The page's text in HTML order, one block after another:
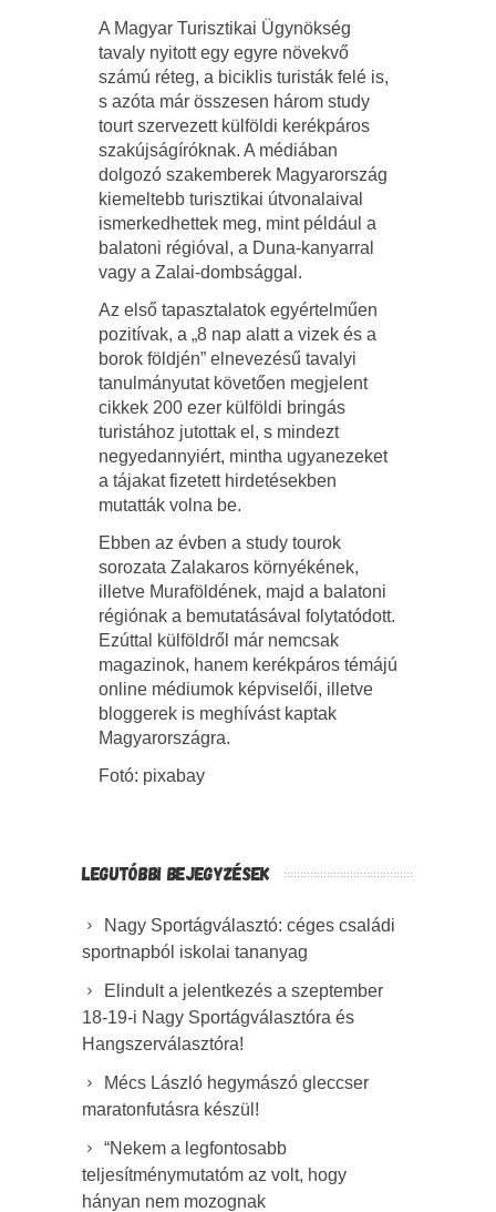
A Magyar Turisztikai Ügynökség
tavaly nyitott egy egyre növekvő
számú réteg, a biciklis turisták felé is,
s azóta már összesen három study
tourt szervezett külföldi kerékpáros
szakújságíróknak. A médiában
dolgozó szakemberek Magyarország
kiemeltebb turisztikai útvonalaival
ismerkedhettek meg, mint például a
balatoni régióval, a Duna-kanyarral
vagy a Zalai-dombsággal.
Az első tapasztalatok egyértelműen
pozitívak, a „8 nap alatt a vizek és a
borok földjén” elnevezésű tavalyi
tanulmányutat követően megjelent
cikkek 200 ezer külföldi bringás
turistához jutottak el, s mindezt
negyedannyiért, mintha ugyanezeket
a tájakat fizetett hirdetésekben
mutatták volna be.
Ebben az évben a study tourok
sorozata Zalakaros környékének,
illetve Muraföldének, majd a balatoni
régiónak a bemutatásával folytatódott.
Ezúttal külföldről már nemcsak
magazinok, hanem kerékpáros témájú
online médiumok képviselői, illetve
bloggerek is meghívást kaptak
Magyarországra.
Fotó: pixabay
LEGUTÓBBI BEJEGYZÉSEK
Nagy Sportágválasztó: céges családi
sportnapból iskolai tananyag
Elindult a jelentkezés a szeptember
18-19-i Nagy Sportágválasztóra és
Hangszerválasztóra!
Mécs László hegymászó gleccser
maratonfutásra készül!
“Nekem a legfontosabb
teljesítménymutatóm az volt, hogy
hányan nem mozognak